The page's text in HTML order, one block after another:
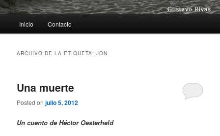
principal
Inicio Contacto
ARCHIVO DE LA ETIQUETA:JON
Una muerte
Posted onjulio 5, 2012
Un cuento de Héctor Oesterheld